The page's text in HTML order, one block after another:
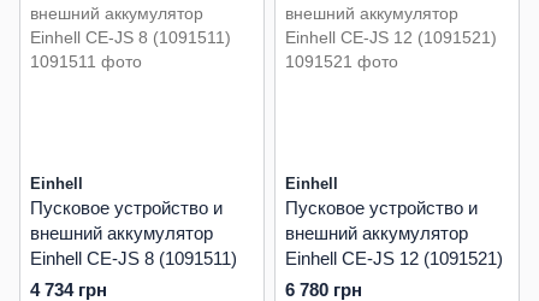
Einhell
Пусковое устройство и
внешний аккумулятор
Einhell CE-JS 8 (1091511)
4 734 грн
Einhell
Пусковое устройство и
внешний аккумулятор
Einhell CE-JS 12 (1091521)
6 780 грн